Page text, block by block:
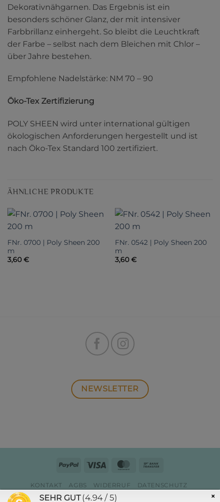
Dekorativnähgarnen. Das Ergebnis ist ein
besonders schöner Glanz, der mit intensiver
Farbbrillanz einhergeht. So bleibt die Leuchtkraft
der Farbe – selbst nach dem Bleichen mit Chlor –
über Jahre bestehen.
Empfohlene Nadelstärke: NM 70 – 90
Öko-Tex Zertifizierung
POLY SHEEN wird unter international gültigen
ökologischen Anforderungen hergestellt und ist
nach Öko-Tex Standard 100 zertifiziert.
ÄHNLICHE PRODUKTE
FNr. 0700 | Poly Sheen 200
m
3,60 €
FNr. 0542 | Poly Sheen 200
m
3,60 €
NEWSLETTER
PayPal Visa MasterCard
KONTAKT AGBS WIDERRUF
DATENSCHUTZ
ZAHLUNG & VERSAND
IMPRESSUM ×
SEHR GUT (4.94 / 5)